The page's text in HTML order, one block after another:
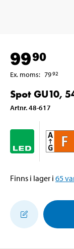
9990
Ex. moms: 7992
Spot GU10,
Artnr.48-617
Finns i lager i 65